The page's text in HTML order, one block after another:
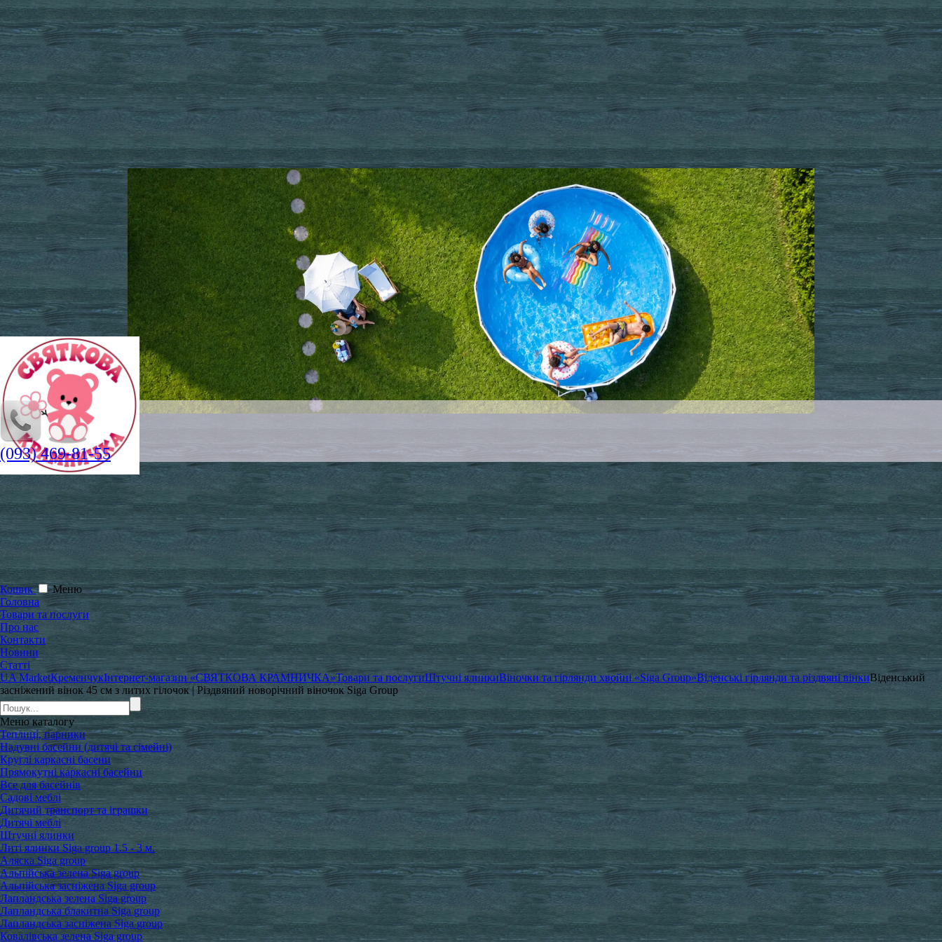
(093) 469-81-55
Кошик
Меню
Головна
Товари та послуги
Про нас
Контакти
Новини
Статті
UA MarketКременчукІнтернет-магазин «СВЯТКОВА КРАМНИЧКА»Товари та послугиШтучні ялинкиВіночки та гірлянди хвойні «Siga Group»Віденські гірлянди та різдвяні вінкиВіденський
засніжений вінок 45 см з литих гілочок | Різдвяний новорічний віночок Siga Group
Меню каталогу
Теплиці, парники
Надувні басейни (дитячі та сімейні)
Круглі каркасні басени
Прямокутні каркасні басейни
Все для басейнів
Садові меблі
Дитячий транспорт та іграшки
Дитячі меблі
Штучні ялинки
Литі ялинки Siga group 1.5 - 3 м.
Аляска Siga group
Альпійська зелена Siga group
Альпійська засніжена Siga group
Лапландська зелена Siga group
Лапландська блакитна Siga group
Лапландська засніжена Siga group
Ковалівська зелена Siga group